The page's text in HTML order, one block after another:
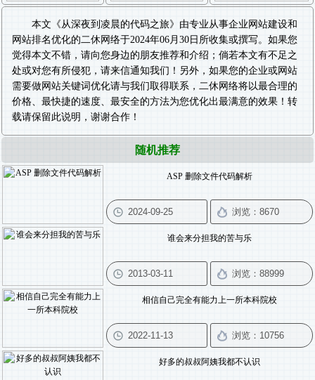
本文《从深夜到凌晨的代码之旅》由专业从事企业网站建设和
网站排名优化的二休网络于2024年06月30日所收集或撰写。如果您
觉得本文不错，请向您身边的朋友推荐和介绍；倘若本文有不足之
处或对您有所侵犯，请来信通知我们！另外，如果您的企业或网站
需要做网站关键词优化请与我们取得联系，二休网络将以最合理的
价格、最快捷的速度、最安全的方法为您优化出最满意的效果！转
载请保留此说明，谢谢合作！
随机推荐
ASP 删除文件代码解析
谁会来分担我的苦与乐
相信自己完全有能力上一所本科院校
好多的叔叔阿姨我都不认识